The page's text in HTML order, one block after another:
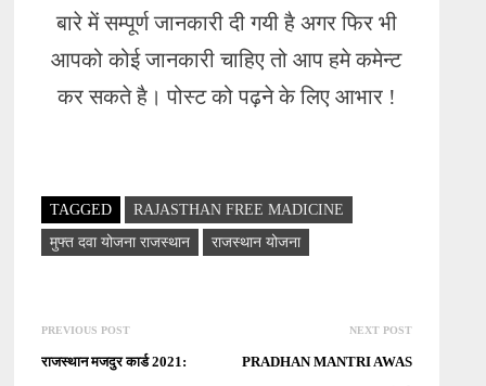
बारे में सम्पूर्ण जानकारी दी गयी है अगर फिर भी
आपको कोई जानकारी चाहिए तो आप हमे कमेन्ट
कर सकते है। पोस्ट को पढ़ने के लिए आभार !
TAGGED
RAJASTHAN FREE MADICINE
मुफ्त दवा योजना राजस्थान
राजस्थान योजना
navigation
PREVIOUS POST
राजस्थान मजदुर कार्ड 2021:
NEXT POST
PRADHAN MANTRI AWAS